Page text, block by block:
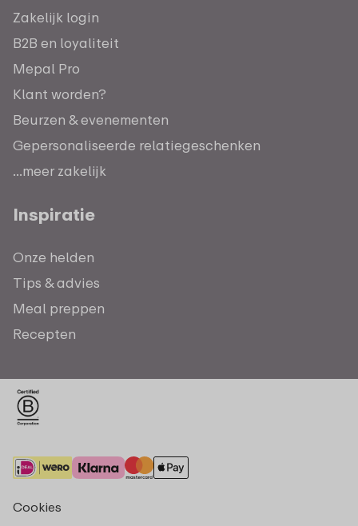
Zakelijk login
B2B en loyaliteit
Mepal Pro
Klant worden?
Beurzen & evenementen
Gepersonaliseerde relatiegeschenken
...meer zakelijk
Inspiratie
Onze helden
Tips & advies
Meal preppen
Recepten
Cookies